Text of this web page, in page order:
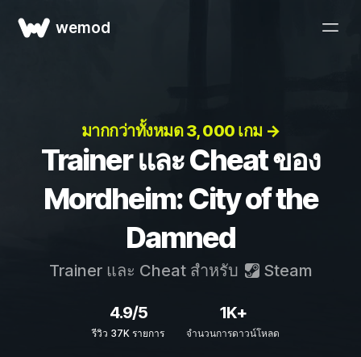
wemod
มากกว่าทั้งหมด 3, 000 เกม →
Trainer และ Cheat ของ
Mordheim: City of the
Damned
Trainer และ Cheat สำหรับ Steam
4.9/5
รีวิว 37K รายการ
1K+
จำนวนการดาวน์โหลด